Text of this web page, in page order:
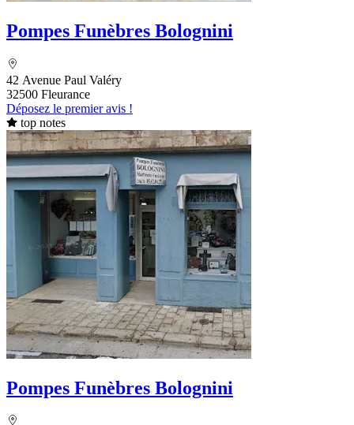
Pompes Funèbres Bolognini
42 Avenue Paul Valéry
32500 Fleurance
Déposez le premier avis !
top notes
Pompes Funèbres Bolognini